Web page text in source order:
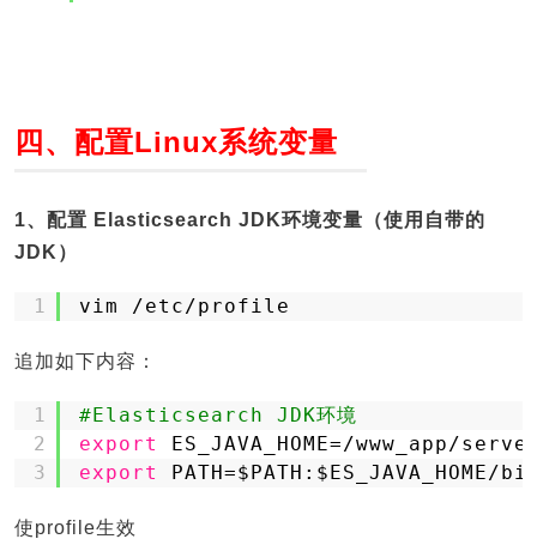
四、配置Linux系统变量
1、配置 Elasticsearch JDK环境变量（使用自带的
JDK）
1 vim /etc/profile
追加如下内容：
1
2
3
#Elasticsearch JDK环境
export
ES_JAVA_HOME=/www_app/
export
PATH=$PATH:$ES_JAVA_HOME/
使profile生效